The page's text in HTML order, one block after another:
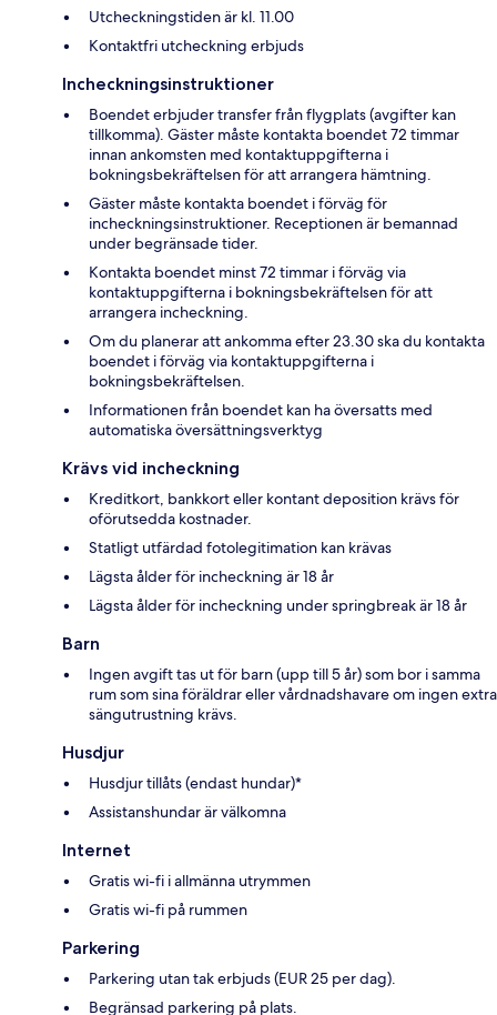
Utcheckningstiden är kl. 11.00
Kontaktfri utcheckning erbjuds
Incheckningsinstruktioner
Boendet erbjuder transfer från flygplats (avgifter kan
tillkomma). Gäster måste kontakta boendet 72 timmar
innan ankomsten med kontaktuppgifterna i
bokningsbekräftelsen för att arrangera hämtning.
Gäster måste kontakta boendet i förväg för
incheckningsinstruktioner. Receptionen är bemannad
under begränsade tider.
Kontakta boendet minst 72 timmar i förväg via
kontaktuppgifterna i bokningsbekräftelsen för att
arrangera incheckning.
Om du planerar att ankomma efter 23.30 ska du kontakta
boendet i förväg via kontaktuppgifterna i
bokningsbekräftelsen.
Informationen från boendet kan ha översatts med
automatiska översättningsverktyg
Krävs vid incheckning
Kreditkort, bankkort eller kontant deposition krävs för
oförutsedda kostnader.
Statligt utfärdad fotolegitimation kan krävas
Lägsta ålder för incheckning är 18 år
Lägsta ålder för incheckning under springbreak är 18 år
Barn
Ingen avgift tas ut för barn (upp till 5 år) som bor i samma
rum som sina föräldrar eller vårdnadshavare om ingen extra
sängutrustning krävs.
Husdjur
Husdjur tillåts (endast hundar)*
Assistanshundar är välkomna
Internet
Gratis wi-fi i allmänna utrymmen
Gratis wi-fi på rummen
Parkering
Parkering utan tak erbjuds (EUR 25 per dag).
Begränsad parkering på plats.